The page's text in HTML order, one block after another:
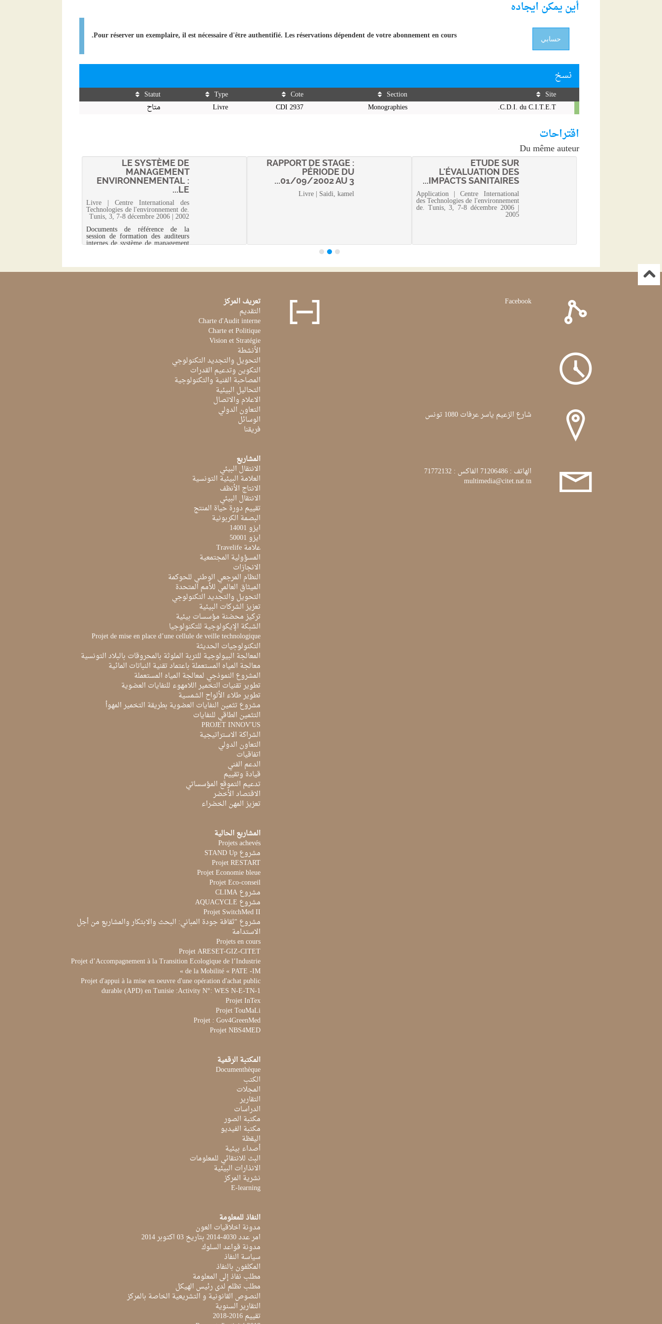
أين يمكن ايجاده
Pour réserver un exemplaire, il est nécessaire d'être authentifié. Les réservations dépendent de votre abonnement en cours. حسابي
نسخ
نسخ
Site
Section
Cote
Type
Statut
C.D.I. du C.I.T.E.T.
Monographies
CDI 2937
Livre متاح
اقتراحات
Du même auteur
RAPPORT DE STAGE :
PÉRIODE DU
01/09/2002 AU 3...
Livre | Saidi, kamel
ETUDE SUR
L'ÉVALUATION DES
IMPACTS SANITAIRES...
Application | Centre International
des Technologies de l'environnement
de. Tunis, 3, 7-8 décembre 2006 |
2005
LE SYSTÈME DE
MANAGEMENT
ENVIRONNEMENTAL :
LE...
Livre | Centre International des
Technologies de l'environnement de.
Tunis, 3, 7-8 décembre 2006 | 2002
Documents de référence de la
session de formation des auditeurs
internes de système de management
Technologies de l'Environnement de
Tunis (CITET), respectivement du
Facebook
شارع الزعيم ياسر عرفات 1080 تونس
الهاتف : 71206486 الفاكس : 71772132
multimedia@citet.nat.tn
تعريف المركز
التقديم
Charte d'Audit interne
Charte et Politique
Vision et Stratégie
الأنشطة
التحويل والتجديد التكنولوجي
التكوين وتدعيم القدرات
المصاحبة الفنية والتكنولوجية
التحاليل البيئية
الاعلام والاتصال
التعاون الدولي
الوسائل
فريقنا
المشاريع
الانتقال البيئي
العلامة البيئية التونسية
الانتاج الأنظف
الانتقال البيئي
تقييم دورة حياة المنتج
البصمة الكربونية
ايزو 14001
ايزو 50001
علامة Travelife
المسؤولية المجتمعية
الانجازات
النظام المرجعي الوطني للحوكمة
الميثاق العالمي للأمم المتحدة
التحويل والتجديد التكنولوجي
تعزيز الشركات البيئية
تركيز محضنة مؤسسات بيئية
الشبكة الإيكولوجية للتكنولوجيا
Projet de mise en place d’une cellule de veille technologique
التكنولوجيات الحديثة
المعالجة البيولوجية للتربة الملوثة بالمحروقات بالبلاد التونسية
معالجة المياه المستعملة باعتماد تقنية النباتات المائية
المشروع النموذجي لمعالجة المياه المستعملة
تطوير تقنيات التخمير اللامهوء للنفايات العضوية
تطوير طلاء الألواح الشمسية
مشروع تثمين النفايات العضوية بطريقة التخمير المهوأ
التثمين الطاقي للنفايات
PROJET INNOV'US
الشراكة الاستراتيجية
التعاون الدولي
اتفاقيات
الدعم الفني
قيادة وتقييم
تدعيم التموقع المؤسساتي
الاقتصاد الأخضر
تعزيز المهن الخضراء
المشاريع الحالية
Projets achevés
مشروع STAND Up
Projet RESTART
Projet Economie bleue
Projet Eco-conseil
مشروع CLIMA
مشروع AQUACYCLE
Projet SwitchMed II
مشروع "ثقافة جودة المباني: البحث والابتكار والمشاريع من أجل
الاستدامة
Projets en cours
Projet ARESET-GIZ-CITET
Projet d’Accompagnement à la Transition Ecologique de l’Industrie
de la Mobilité « PATE -IM »
Projet d'appui à la mise en oeuvre d'une opération d'achat public
durable (APD) en Tunisie :Activity N°: WES N-E-TN-1
Projet InTex
Projet TouMaLi
Projet : Gov4GreenMed
Projet NBS4MED
المكتبة الرقمية
Documenthèque
الكتب
المجلات
التقارير
الدراسات
مكتبة الصور
مكتبة الفيديو
اليقظة
أصداء بيئية
البث للانتقائي للمعلومات
الانذارات البيئية
نشرية المركز
E-learning
النفاذ للمعلومة
مدونة اخلاقيات العون
امر عدد 4030-2014 بتاريخ 03 اكتوبر 2014
مدونة قواعد السلوك
سياسة النفاذ
المكلفون بالنفاذ
مطلب نفاذ إلى المعلومة
مطلب تظلم لدى رئيس الهيكل
النصوص القانونية و التشريعية الخاصة بالمركز
التقارير السنوية
تقييم 2016-2018